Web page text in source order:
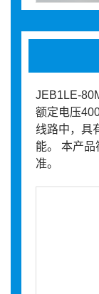
JEB1LE-
额定电压
线路中，具
能。 本产
准。